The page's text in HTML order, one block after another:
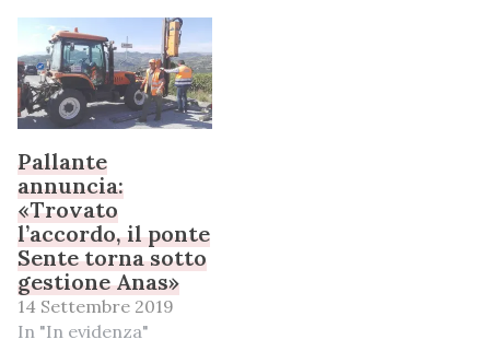
Pallante
annuncia:
«Trovato
l’accordo, il ponte
Sente torna sotto
gestione Anas»
14 Settembre 2019
In "In evidenza"